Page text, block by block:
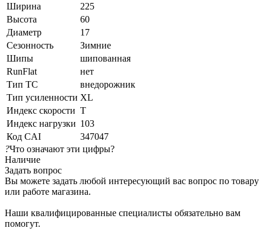
Ширина
225
Высота
60
Диаметр
17
Сезонность
Зимние
Шипы
шипованная
RunFlat
нет
Тип ТС
внедорожник
Тип усиленности XL
Индекс скорости T
Индекс нагрузки 103
Код CAI
347047
?Что означают эти цифры?
Наличие
Задать вопрос
Вы можете задать любой интересующий вас вопрос по товару
или работе магазина.
Наши квалифицированные специалисты обязательно вам
помогут.